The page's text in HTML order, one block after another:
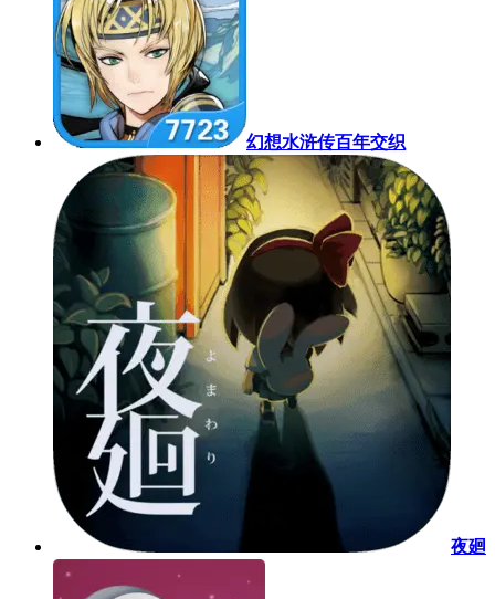
幻想水浒传百年交织
夜廻